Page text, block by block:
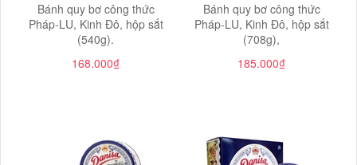
Bánh quy bơ công thức
Pháp-LU, Kinh Đô, hộp sắt
(540g).
168.000₫
Bánh quy bơ công thức
Pháp-LU, Kinh Đô, hộp sắt
(708g),
185.000₫